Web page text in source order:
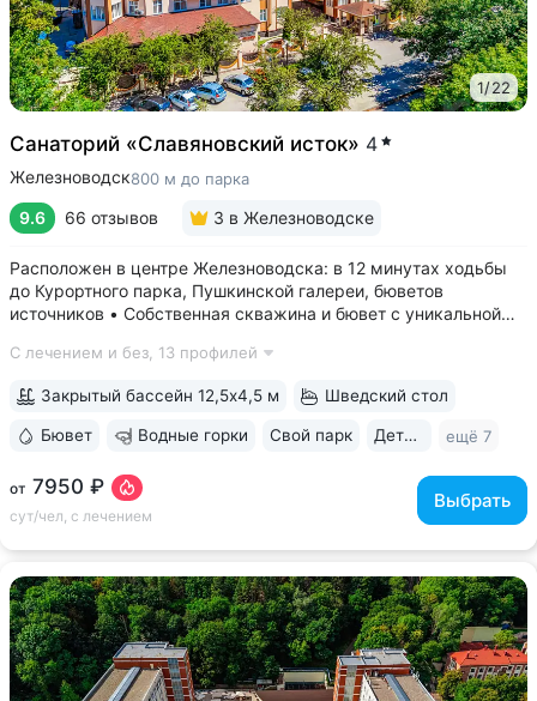
1/22
Санаторий «Славяновский исток» 4
Железноводск800 м до парка
9.6 66 отзывов 3 в Железноводске
Расположен в центре Железноводска: в 12 минутах ходьбы
до Курортного парка, Пушкинской галереи, бюветов
источников • Собственная скважина и бювет с уникальной
только здесь. Источник № 61 ессентукского типа показан для
С лечением и без, 13 профилей
от 7950 ₽
сут/чел, с лечением
Выбрать
Закрытый бассейн 12,5х4,5 м Шведский стол
Бювет Водные горки Свой парк Дети с 0 лет ещё 7